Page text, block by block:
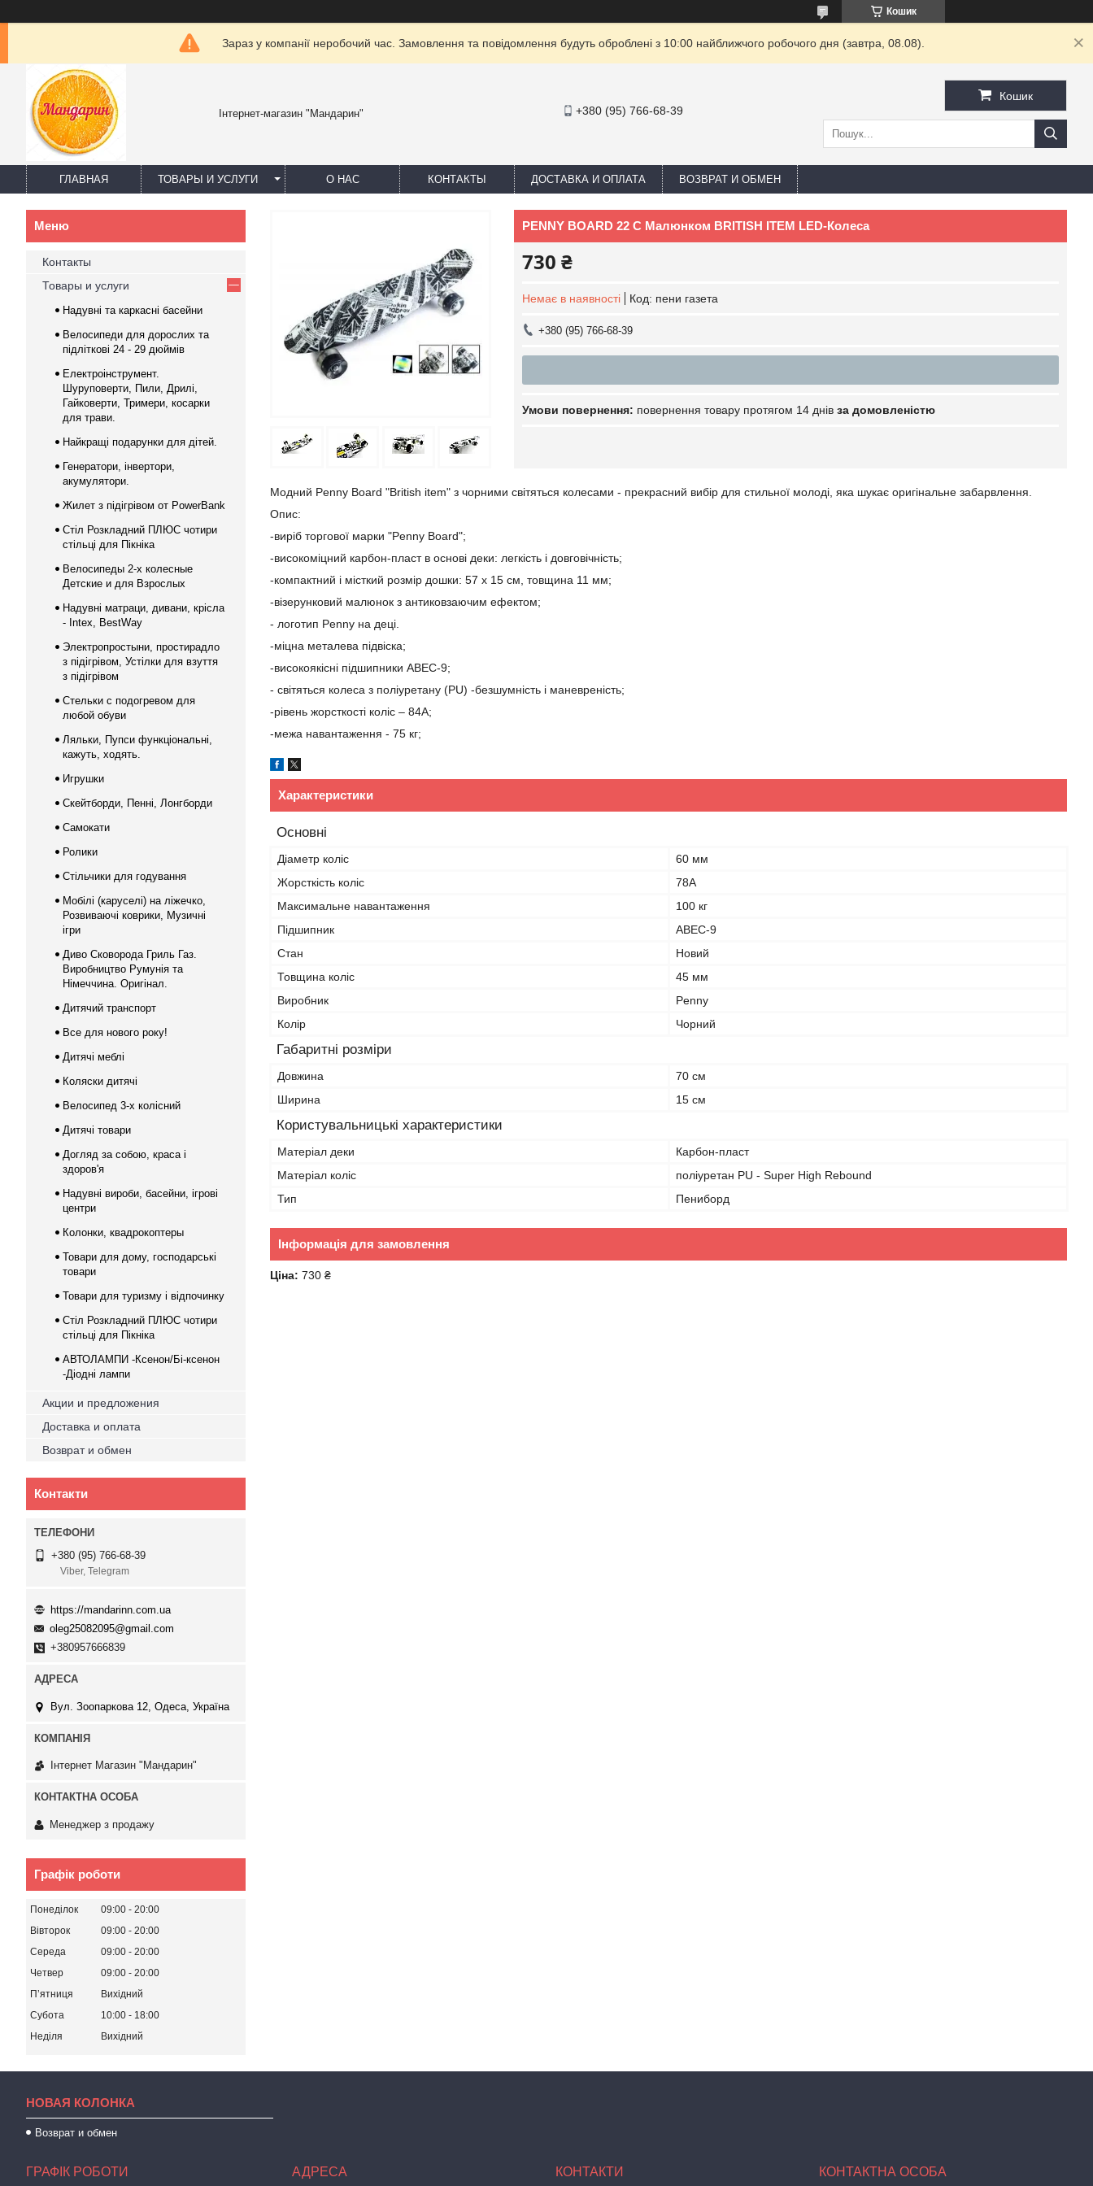
Кошик
Зараз у компанії неробочий час. Замовлення та повідомлення будуть оброблені з 10:00 найближчого робочого дня (завтра, 08.08).
Інтернет-магазин "Мандарин" +380 (95) 766-68-39
Кошик
ГЛАВНАЯ ТОВАРЫ И УСЛУГИ О НАС КОНТАКТЫ ДОСТАВКА И ОПЛАТА ВОЗВРАТ И ОБМЕН
PENNY BOARD 22 C Малюнком BRITISH ITEM LED-Колеса
730 ₴
Немає в наявності Код: пени газета
+380 (95) 766-68-39
повернення товару протягом 14 днів за домовленістю
Модний Penny Board "British item" з чорними світяться колесами - прекрасний вибір для стильної молоді, яка шукає оригінальне забарвлення.
Опис:
-виріб торгової марки "Penny Board";
-високоміцний карбон-пласт в основі деки: легкість і довговічність;
-компактний і місткий розмір дошки: 57 х 15 см, товщина 11 мм;
-візерунковий малюнок з антиковзаючим ефектом;
- логотип Penny на деці.
-міцна металева підвіска;
-високоякісні підшипники ABEC-9;
- світяться колеса з поліуретану (PU) -безшумність і маневреність;
-рівень жорсткості коліс – 84А;
-межа навантаження - 75 кг;
Характеристики
Основні
Діаметр коліс
60 мм
Жорсткість коліс
78А
Максимальне навантаження
100 кг
Підшипник
ABEC-9
Стан
Новий
Товщина коліс
45 мм
Виробник
Penny
Колір
Чорний
Габаритні розміри
Довжина
70 см
Ширина
15 см
Користувальницькі характеристики
Матеріал деки
Карбон-пласт
Матеріал коліс
поліуретан PU - Super High Rebound
Тип
Пениборд
Інформація для замовлення
Ціна: 730 ₴
Контакты
Товары и услуги
Надувні та каркасні басейни
Велосипеди для дорослих та
підліткові 24 - 29 дюймів
Електроінструмент.
Шуруповерти, Пили, Дрилі,
Гайковерти, Тримери, косарки
для трави.
Найкращі подарунки для дітей.
Генератори, інвертори,
акумулятори.
Жилет з підігрівом от PowerBank
Стіл Розкладний ПЛЮС чотири
стільці для Пікніка
Велосипеды 2-х колесные
Детские и для Взрослых
Надувні матраци, дивани, крісла
- Intex, BestWay
Электропростыни, простирадло
з підігрівом, Устілки для взуття
з підігрівом
Стельки с подогревом для
любой обуви
Ляльки, Пупси функціональні,
кажуть, ходять.
Игрушки
Скейтборди, Пенні, Лонгборди
Самокати
Ролики
Стільчики для годування
Мобілі (каруселі) на ліжечко,
Розвиваючі коврики, Музичні
ігри
Диво Сковорода Гриль Газ.
Виробництво Румунія та
Німеччина. Оригінал.
Дитячий транспорт
Все для нового року!
Дитячі меблі
Коляски дитячі
Велосипед 3-х колісний
Дитячі товари
Догляд за собою, краса і
здоров'я
Надувні вироби, басейни, ігрові
центри
Колонки, квадрокоптеры
Товари для дому, господарські
товари
Товари для туризму і відпочинку
Стіл Розкладний ПЛЮС чотири
стільці для Пікніка
АВТОЛАМПИ -Ксенон/Бі-ксенон
-Діодні лампи
Акции и предложения
Доставка и оплата
Возврат и обмен
Контакти
+380 (95) 766-68-39
Viber, Telegram
https://mandarinn.com.ua
oleg25082095@gmail.com
+380957666839
Вул. Зоопаркова 12, Одеса, Україна
Інтернет Магазин "Мандарин"
Менеджер з продажу
Графік роботи
Понеділок 09:00
20:00
Вівторок
09:00
20:00
Середа
09:00
20:00
Четвер
09:00
20:00
Пʼятниця
Вихідний
Субота
10:00
18:00
Неділя
Вихідний
НОВАЯ КОЛОНКА
Возврат и обмен
ГРАФІК РОБОТИ